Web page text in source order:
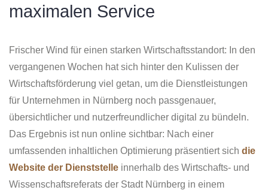
maximalen Service
Frischer Wind für einen starken Wirtschaftsstandort: In den
vergangenen Wochen hat sich hinter den Kulissen der
Wirtschaftsförderung viel getan, um die Dienstleistungen
für Unternehmen in Nürnberg noch passgenauer,
übersichtlicher und nutzerfreundlicher digital zu bündeln.
Das Ergebnis ist nun online sichtbar: Nach einer
umfassenden inhaltlichen Optimierung präsentiert sich die
Website der Dienststelle innerhalb des Wirtschafts- und
Wissenschaftsreferats der Stadt Nürnberg in einem